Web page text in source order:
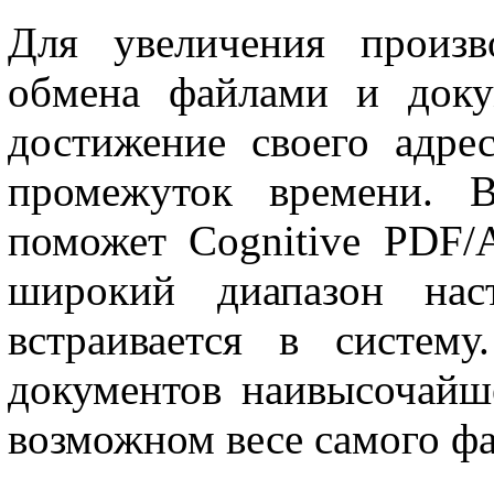
Для увеличения
обмена файлами и
достижение своего
промежуток времени.
поможет Cognitive PDF/
широкий диапазон
встраивается в
документов
возможном весе самого